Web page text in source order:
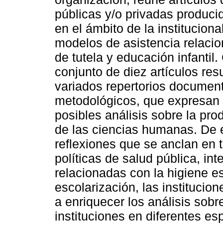
públicas y/o privadas
en el ámbito de la
modelos de asistencia
de tutela y educación
conjunto de diez artículos
variados repertorios
metodológicos, que
posibles análisis sobre la
de las ciencias humanas.
reflexiones que se anclan en
políticas de salud pública,
relacionadas con la higiene
escolarización, las
a enriquecer los análisis
instituciones en diferentes